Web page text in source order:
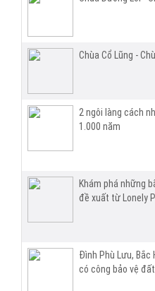
Chùa Cổ Lũng -
2 ngôi làng cách
1.000 năm
Khám phá những
đề xuất từ Lonely
Đình Phù Lưu, Bắc
có công bảo vệ